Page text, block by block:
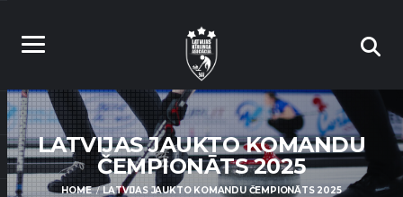
LATVIJAS JAUKTO KOMANDU
ČEMPIONĀTS 2025
HOME LATVIJAS JAUKTO KOMANDU ČEMPIONĀTS 2025